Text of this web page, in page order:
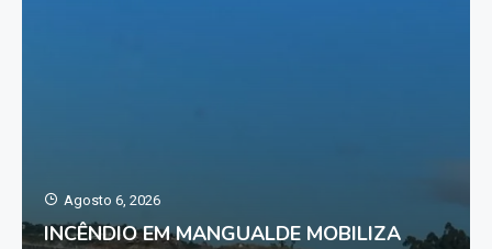
Agosto 6, 2026
INCÊNDIO EM MANGUALDE MOBILIZA